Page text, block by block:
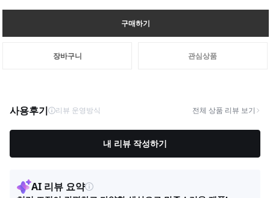
구매하기
장바구니 관심상품